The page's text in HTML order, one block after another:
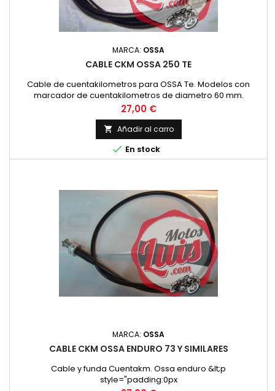
MARCA: OSSA
CABLE CKM OSSA 250 TE
Cable de cuentakilometros para OSSA Te. Modelos con
marcador de cuentakilometros de diametro 60 mm.
Precio
27,00 €
 Añadir al carro
 En stock
MARCA: OSSA
CABLE CKM OSSA ENDURO 73 Y SIMILARES
Cable y funda Cuentakm. Ossa enduro &lt;p
style="padding:0px